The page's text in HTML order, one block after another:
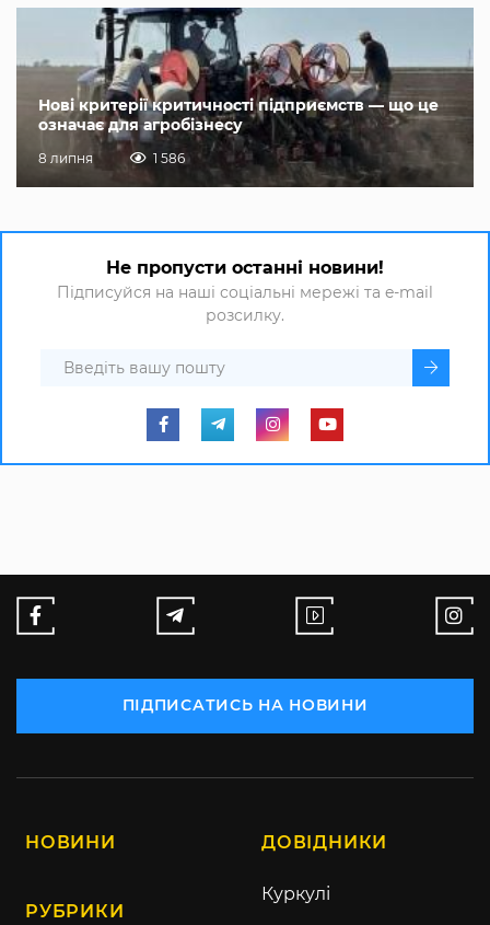
Нові критерії критичності підприємств — що це
означає для агробізнесу
8 липня 1 586
Не пропусти останні новини!
Підписуйся на наші соціальні мережі та e-mail
розсилку.
ПІДПИСАТИСЬ НА НОВИНИ
НОВИНИ
РУБРИКИ
ДОВІДНИКИ
Куркулі